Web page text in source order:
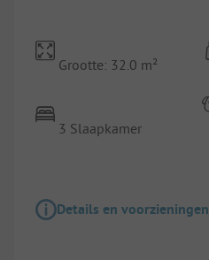
Grootte: 32.0 m²
3 Slaapkamer
Details en voorzieningen